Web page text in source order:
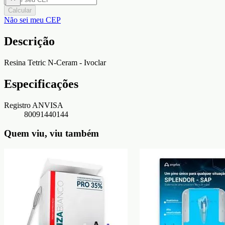
Calcular
Não sei meu CEP
Descrição
Resina Tetric N-Ceram - Ivoclar
Especificações
Registro ANVISA
80091440144
Quem viu, viu também